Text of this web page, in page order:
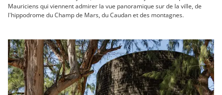
Mauriciens qui viennent admirer la vue panoramique sur de la ville, de
l'hippodrome du Champ de Mars, du Caudan et des montagnes.